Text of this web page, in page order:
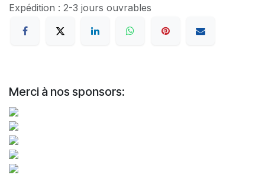
Expédition : 2-3 jours ouvrables
Merci à nos sponsors: